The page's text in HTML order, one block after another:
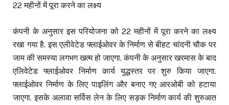
22 महीनों में पूरा करने का लक्ष्य
कंपनी के अनुसार इस परियोजना को 22 महीनों में पूरा करने का लक्ष्य
रखा गया है. इस एलीवेटेड फ्लाईओवर के निर्माण से बीहट चांदनी चौक पर
जाम की समस्या लगभग खत्म हो जाएगा. कंपनी के अनुसार खरमास के बाद
एलिवेटेड फ्लाईओवर निर्माण कार्य युद्धस्तर पर शुरु किया जाएगा.
फ्लाईओवर निर्माण के लिए पाइलिंग और बनाए गए आरओबी को हटाया
जाएगा. इसके अलावा सर्विस लेन के लिए सड़क निर्माण कार्य की शुरुआत